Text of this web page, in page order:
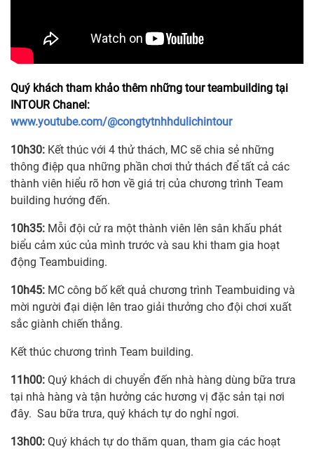
Quý khách tham khảo thêm những tour teambuilding tại
INTOUR Chanel:
www.youtube.com/@congtytnhhdulichintour
10h30: Kết thúc với 4 thử thách, MC sẽ chia sẻ những
thông điệp qua những phần chơi thử thách để tất cả các
thành viên hiểu rõ hơn về giá trị của chương trình Team
building hướng đến.
10h35: Mỗi đội cử ra một thành viên lên sân khấu phát
biểu cảm xúc của mình trước và sau khi tham gia hoạt
động Teambuiding.
10h45: MC công bố kết quả chương trình Teambuiding và
mời người đại diện lên trao giải thưởng cho đội chơi xuất
sắc giành chiến thắng.
Kết thúc chương trình Team building.
11h00: Quý khách di chuyển đến nhà hàng dùng bữa trưa
tại nhà hàng và tận hưởng các hương vị đặc sản tại nơi
đây. Sau bữa trưa, quý khách tự do nghỉ ngơi.
13h00: Quý khách tự do thăm quan, tham gia các hoạt